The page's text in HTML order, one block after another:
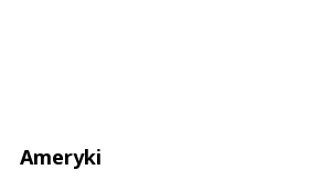
Ameryki